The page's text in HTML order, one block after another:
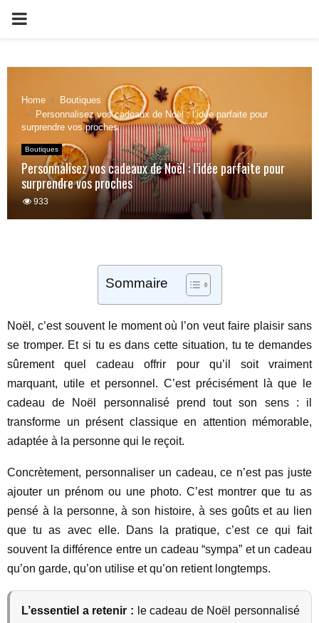
PRIMARY
Home
Boutiques
Personnalisez vos cadeaux de Noël : l’idée parfaite pour
surprendre vos proches
Boutiques
Personnalisez vos cadeaux de Noël : l’idée parfaite pour
surprendre vos proches
933
Sommaire
Noël, c’est souvent le moment où l’on veut faire plaisir sans
se tromper. Et si tu es dans cette situation, tu te demandes
sûrement quel cadeau offrir pour qu’il soit vraiment
marquant, utile et personnel. C’est précisément là que le
cadeau de Noël personnalisé prend tout son sens : il
transforme un présent classique en attention mémorable,
adaptée à la personne qui le reçoit.
Concrètement, personnaliser un cadeau, ce n’est pas juste
ajouter un prénom ou une photo. C’est montrer que tu as
pensé à la personne, à son histoire, à ses goûts et au lien
que tu as avec elle. Dans la pratique, c’est ce qui fait
souvent la différence entre un cadeau “sympa” et un cadeau
qu’on garde, qu’on utilise et qu’on retient longtemps.
L’essentiel a retenir : le cadeau de Noël personnalisé